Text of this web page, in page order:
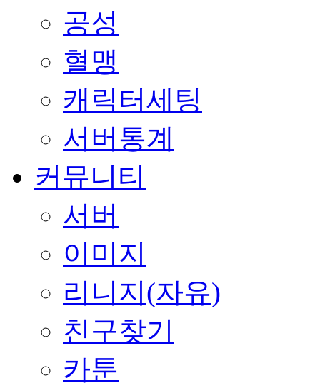
공성
혈맹
캐릭터세팅
서버통계
커뮤니티
서버
이미지
리니지(자유)
친구찾기
카툰